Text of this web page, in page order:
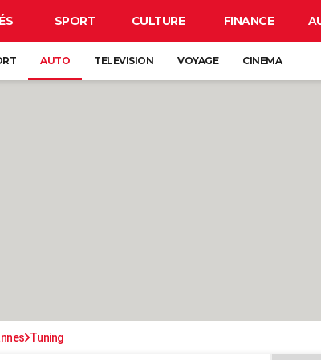
SPORT CULTURE FINANCE
AUTO TELEVISION VOYAGE CINEMA
Tuning